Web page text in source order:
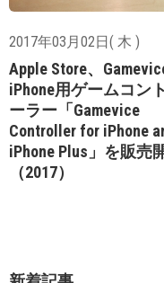
2017年03月02日( 木 )
Apple Store、
iPhone用ゲームコン
ーラー「Gamevice
Controller for iPhone
iPhone Plus」を販売
（2017）